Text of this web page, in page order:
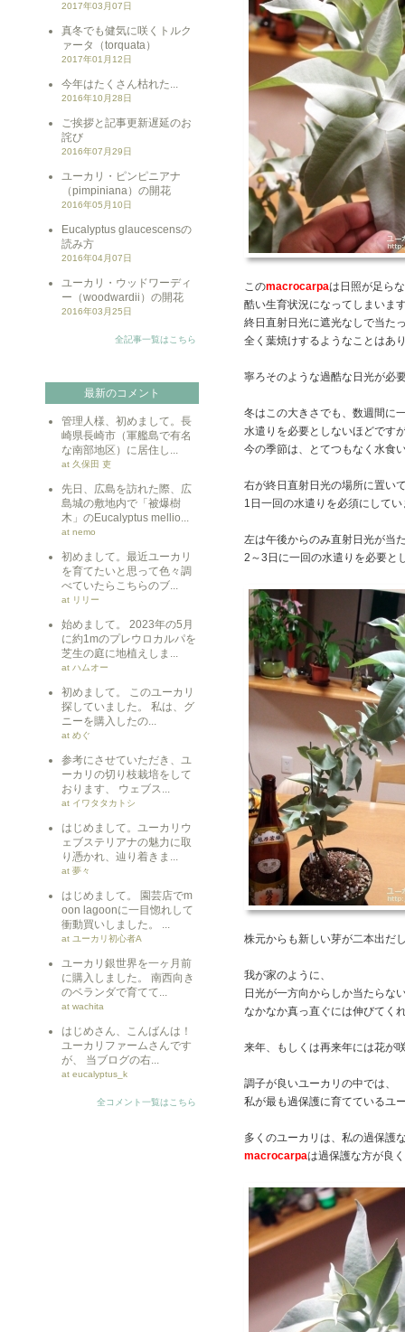
2017年03月07日
真冬でも健気に咲くトルク
ァータ（torquata）
2017年01月12日
今年はたくさん枯れた...
2016年10月28日
ご挨拶と記事更新遅延のお
詫び
2016年07月29日
ユーカリ・ピンピニアナ
（pimpiniana）の開花
2016年05月10日
Eucalyptus glaucescensの
読み方
2016年04月07日
ユーカリ・ウッドワーディ
ー（woodwardii）の開花
2016年03月25日
全記事一覧はこちら
最新のコメント
管理人様、初めまして。長
崎県長崎市（軍艦島で有名
な南部地区）に居住し...
at 久保田 吏
先日、広島を訪れた際、広
島城の敷地内で「被爆樹
木」のEucalyptus mellio...
at nemo
初めまして。最近ユーカリ
を育てたいと思って色々調
べていたらこちらのブ...
at リリー
始めまして。 2023年の5月
に約1mのプレウロカルパを
芝生の庭に地植えしま...
at ハムオー
初めまして。 このユーカリ
探していました。 私は、グ
ニーを購入したの...
at めぐ
参考にさせていただき、ユ
ーカリの切り枝栽培をして
おります、 ウェブス...
at イワタタカトシ
はじめまして。ユーカリウ
ェブステリアナの魅力に取
り憑かれ、辿り着きま...
at 夢々
はじめまして。 園芸店でm
oon lagoonに一目惚れして
衝動買いしました。 ...
at ユーカリ初心者A
ユーカリ銀世界を一ヶ月前
に購入しました。 南西向き
のベランダで育てて...
at wachita
はじめさん、こんばんは！
ユーカリファームさんです
が、 当ブログの右...
at eucalyptus_k
全コメント一覧はこちら
このmacrocarpaは日照が足ら
酷い生育状況になってしまいま
終日直射日光に遮光なしで当た
全く葉焼けするようなことはあ
寧ろそのような過酷な日光が必
冬はこの大きさでも、数週間に
水遣りを必要としないほどです
今の季節は、とてつもなく水食
右が終日直射日光の場所に置い
1日一回の水遣りを必須にしてい
左は午後からのみ直射日光が当
2～3日に一回の水遣りを必要と
株元からも新しい芽が二本出だ
我が家のように、
日光が一方向からしか当たらな
なかなか真っ直ぐには伸びてく
来年、もしくは再来年には花が
調子が良いユーカリの中では、
私が最も過保護に育てているユ
多くのユーカリは、私の過保護
macrocarpaは過保護な方が良